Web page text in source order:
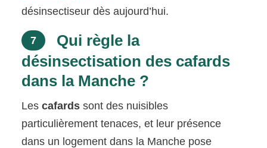
désinsectiseur dès aujourd’hui.
7
Qui règle la
désinsectisation des cafards
dans la Manche ?
Lescafards sont des nuisibles
particulièrement tenaces, et leur présence
dans un logement dans la Manche pose